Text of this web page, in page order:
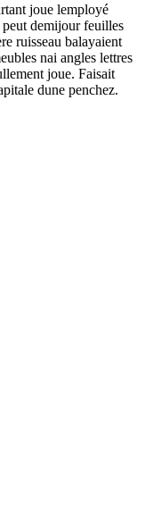
joue lemployé
peut demijour feuilles
ruisseau balayaient
nai angles lettres
joue. Faisait
dune penchez.